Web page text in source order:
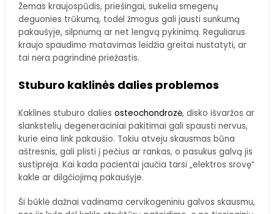
Žemas kraujospūdis, priešingai, sukelia smegenų
deguonies trūkumą, todėl žmogus gali jausti sunkumą
pakaušyje, silpnumą ar net lengvą pykinimą. Reguliarus
kraujo spaudimo matavimas leidžia greitai nustatyti, ar
tai nėra pagrindinė priežastis.
Stuburo kaklinės dalies problemos
Kaklinės stuburo dalies osteochondrozė, disko išvaržos ar
slankstelių degeneraciniai pakitimai gali spausti nervus,
kurie eina link pakaušio. Tokiu atveju skausmas būna
aštresnis, gali plisti į pečius ar rankas, o pasukus galvą jis
sustiprėja. Kai kada pacientai jaučia tarsi „elektros srovę“
kakle ar dilgčiojimą pakaušyje.
Ši būklė dažnai vadinama cervikogeniniu galvos skausmu,